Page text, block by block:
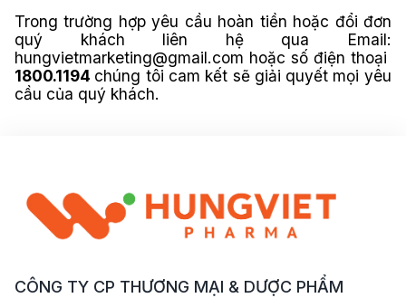
Trong trường hợp yêu cầu hoàn tiền hoặc đổi đơn
quý khách liên hệ qua Email:
hungvietmarketing@gmail.com hoặc số điện thoại
1800.1194 chúng tôi cam kết sẽ giải quyết mọi yêu
cầu của quý khách.
CÔNG TY CP THƯƠNG MẠI & DƯỢC PHẨM